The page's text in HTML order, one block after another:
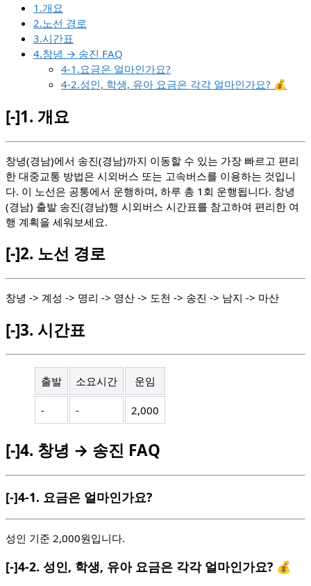
1.개요
2.노선 경로
3.시간표
4.창녕 → 송진 FAQ
4-1.요금은 얼마인가요?
4-2.성인, 학생, 유아 요금은 각각 얼마인가요? 💰
[-]1. 개요
창녕(경남)에서 송진(경남)까지 이동할 수 있는 가장 빠르고 편리
한 대중교통 방법은 시외버스 또는 고속버스를 이용하는 것입니
다. 이 노선은 공통에서 운행하며, 하루 총 1회 운행됩니다. 창녕
(경남) 출발 송진(경남)행 시외버스 시간표를 참고하여 편리한 여
행 계획을 세워보세요.
[-]2. 노선 경로
창녕 -> 계성 -> 명리 -> 영산 -> 도천 -> 송진 -> 남지 -> 마산
[-]3. 시간표
출발 소요시간 운임
- - 2,000
[-]4. 창녕 → 송진 FAQ
[-]4-1. 요금은 얼마인가요?
성인 기준 2,000원입니다.
[-]4-2. 성인, 학생, 유아 요금은 각각 얼마인가요? 💰